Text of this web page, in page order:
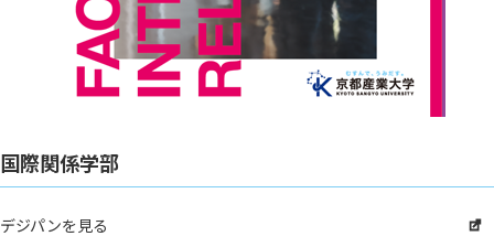
国際関係学部
デジパンを見る